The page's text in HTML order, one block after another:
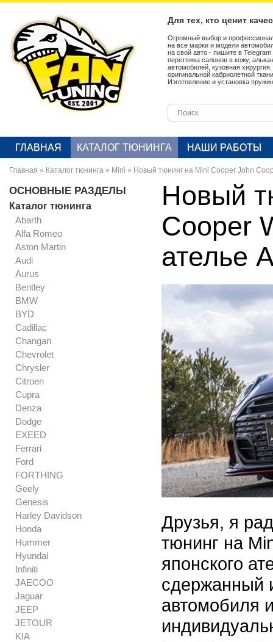
Для тех, кто ценит
Огромный выбор и
на все марки и модели
на свой авто - пишите в
перетяжка салонов в кожу,
автомобилей, кузовная
оригинальной кабриолетной
Изготовление и установка
ГЛАВНАЯ КАТАЛОГ ТЮНИНГА НАШИ РАБОТЫ
Главная » Каталог тюнинга » Mini » Новый тюнинг на Mini Cooper John
ОСНОВНЫЕ РАЗДЕЛЫ
Каталог тюнинга
Abarth
Alfa Romeo
Aston Martin
Audi
Aurus
Bentley
BMW
BYD
Cadillac
Changan
Chevrolet
Chrysler
Citroen
Cupra
Denza
Dodge
EXEED
Ferrari
Ford
FORTHING
Geely
Genesis
Harley Davidson
Honda
Hummer
Hyundai
Infiniti
JAECOO
Jaguar
JEEP
JETOUR
KIA
Новый
Cooper
ателье
Друзья, я
тюнинг на
японского
сдержанный
автомобиля